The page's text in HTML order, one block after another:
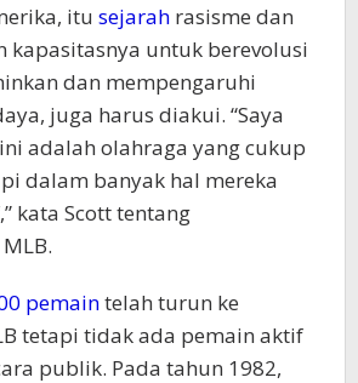
itu sejarah rasisme dan
kapasitasnya untuk berevolusi
dan mempengaruhi
juga harus diakui. “Saya
adalah olahraga yang cukup
dalam banyak hal mereka
kata Scott tentang
pemaintelah turun ke
tetapi tidak ada pemain aktif
publik. Pada tahun 1982,